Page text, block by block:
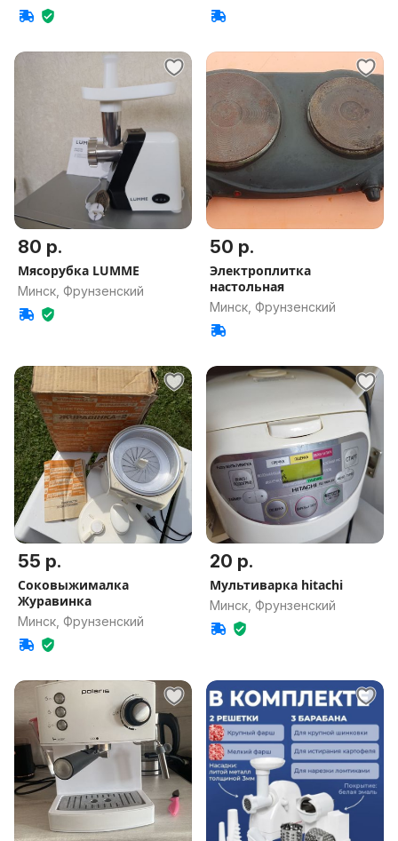
80 р.
Мясорубка LUMME
Минск, Фрунзенский
50 р.
Электроплитка
настольная
Минск, Фрунзенский
55 р.
Соковыжималка
Журавинка
Минск, Фрунзенский
20 р.
Мультиварка hitachi
Минск, Фрунзенский